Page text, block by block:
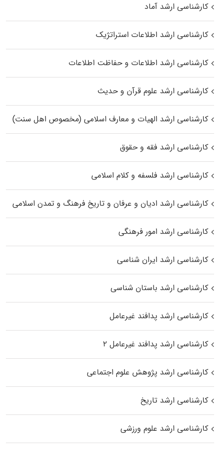
کارشناسی ارشد آماد
کارشناسی ارشد اطلاعات استراتژیک
کارشناسی ارشد اطلاعات و حفاظت اطلاعات
کارشناسی ارشد علوم قرآن و حدیث
کارشناسی ارشد الهیات و معارف اسلامی (مخصوص اهل سنت)
کارشناسی ارشد فقه و حقوق
کارشناسی ارشد فلسفه و کلام اسلامی
کارشناسی ارشد ادیان و عرفان و تاریخ فرهنگ و تمدن اسلامی
کارشناسی ارشد امور فرهنگی
کارشناسی ارشد ایران شناسی
کارشناسی ارشد باستان شناسی
کارشناسی ارشد پدافند غیرعامل
کارشناسی ارشد پدافند غیرعامل ۲
کارشناسی ارشد پژوهش علوم اجتماعی
کارشناسی ارشد تاریخ
کارشناسی ارشد علوم ورزشی